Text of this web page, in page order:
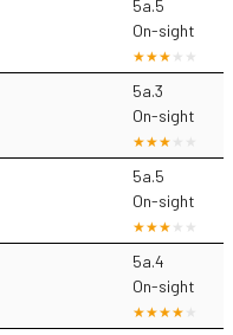
5a.5
On-sight
5a.3
On-sight
5a.5
On-sight
5a.4
On-sight